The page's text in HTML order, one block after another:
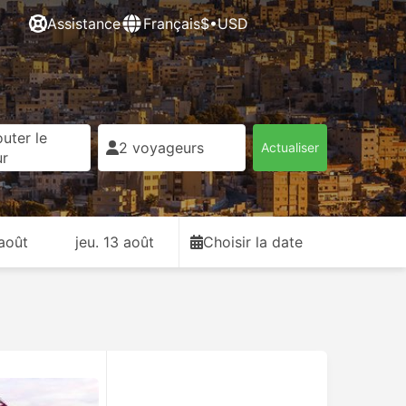
Assistance Français$•USD
le
2 voyageurs Actualiser
jeu. 13 août Choisir la date